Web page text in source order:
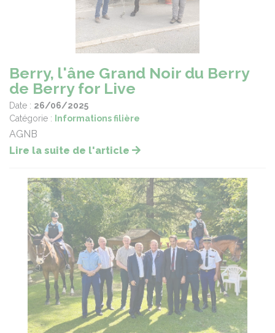
Berry, l'âne Grand Noir du Berry
de Berry for Live
Date : 26/06/2025
Catégorie :
Informations filière
AGNB
Lire la suite de l'article